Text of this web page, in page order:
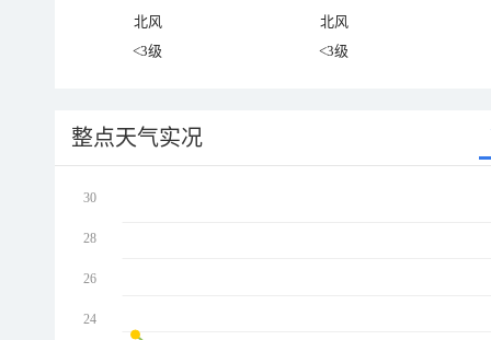
北风
北风
<3级
<3级
整点天气实况
30
28
26
24